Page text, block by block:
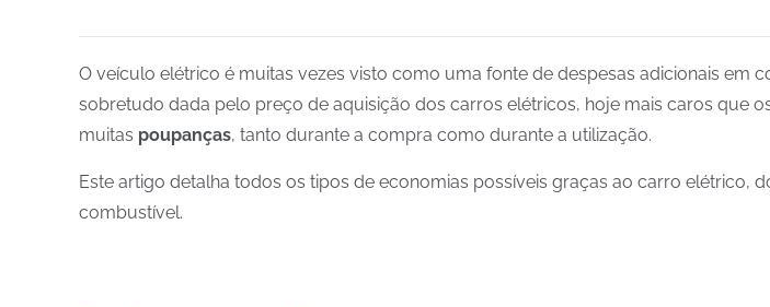
O veículo elétrico é muitas vezes visto como uma fonte de despesas adicionais
sobretudo dada pelo preço de aquisição dos carros elétricos, hoje mais caros que
muitas poupanças, tanto durante a compra como durante a utilização.
Este artigo detalha todos os tipos de economias possíveis graças ao carro elétrico,
combustível.